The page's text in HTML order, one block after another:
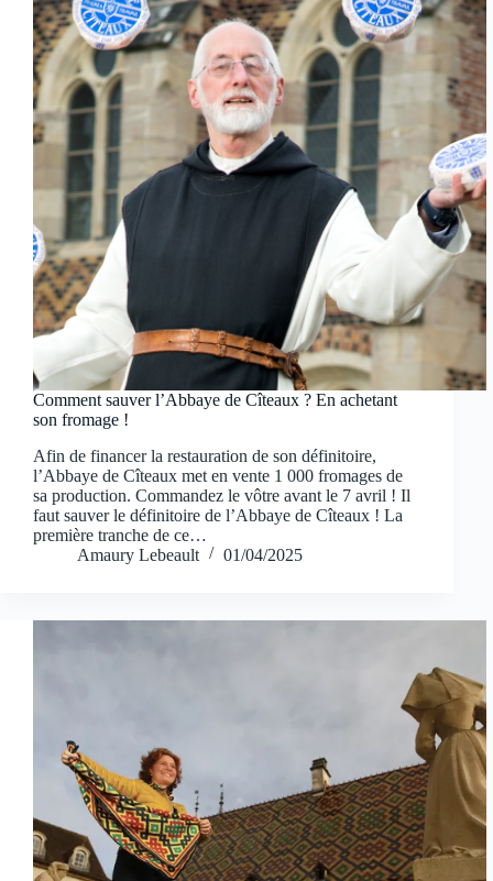
Comment sauver l’Abbaye de Cîteaux ? En achetant
son fromage !
Afin de financer la restauration de son définitoire,
l’Abbaye de Cîteaux met en vente 1 000 fromages de
sa production. Commandez le vôtre avant le 7 avril ! Il
faut sauver le définitoire de l’Abbaye de Cîteaux ! La
première tranche de ce…
Amaury Lebeault
01/04/2025